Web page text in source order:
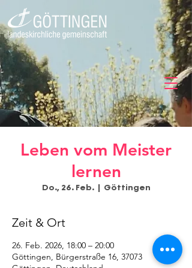
Leben vom Meister
lernen
Do., 26. Feb.
  |
Göttingen
Zeit & Ort
26. Feb. 2026, 18:00 – 20:00
Göttingen, Bürgerstraße 16, 37073